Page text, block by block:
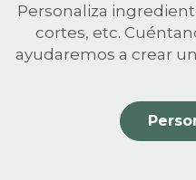
Personaliza
cortes, etc.
ayudaremos a crear